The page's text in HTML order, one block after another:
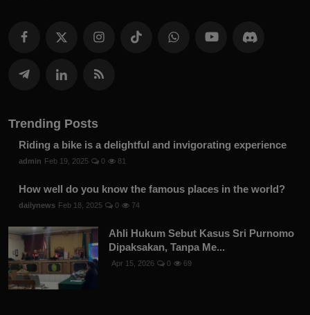
Trending Posts
Riding a bike is a delightful and invigorating experience
admin Feb 19, 2025 0 81
How well do you know the famous places in the world?
dailynews Feb 18, 2025 0 74
Ahli Hukum Sebut Kasus Sri Purnomo
Dipaksakan, Tanpa Me...
Apr 15, 2026 0 69